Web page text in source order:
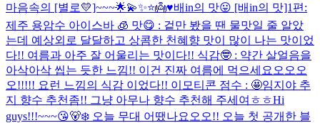
마음속의 [별로💛]~~~🌟💫✨⭐️👼♥️배in의 맛😛 [배in의 맛]1편:
제주 용암수 아이스바 🧊 맛😋 : 겉만 봤을 땐 물맛일 줄 알았
는데 예상외로 달달하고 상콤한 천혜향 맛이 많이 나는 맛이었
다!! 여름과 아주 잘 어울리는 맛이다!! 식감🤓 : 약간 살얼음을
아삭아삭 씹는 듯한 느낌!! 이건 진짜 여름에 먹으세요오오오
오!!!!! 요런 느낌의 식감 이었다!! 이모티콘 점수 : 🤩임지야 추
지 향수 추천좀!! 그냥 아무나 향수 추천해 주세여ㅎㅎHi
guys!!!~~~😘🐻‍❄️ 오늘 무대 어땠나요오오!! 오늘 첫 공개한 블